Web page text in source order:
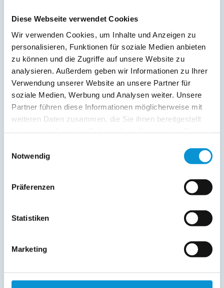
Diese Webseite verwendet Cookies
Wir verwenden Cookies, um Inhalte und Anzeigen zu
personalisieren, Funktionen für soziale Medien anbieten
zu können und die Zugriffe auf unsere Website zu
analysieren. Außerdem geben wir Informationen zu Ihrer
Verwendung unserer Website an unsere Partner für
soziale Medien, Werbung und Analysen weiter. Unsere
Partner führen diese Informationen möglicherweise mit
weiteren Daten zusammen, die Sie ihnen bereitgestellt
Notwendig
Präferenzen
Statistiken
Marketing
Service:
Beschreibung
weiterlesen
Strandhotel, App. 1SH306
23774 Heiligenhafen
+